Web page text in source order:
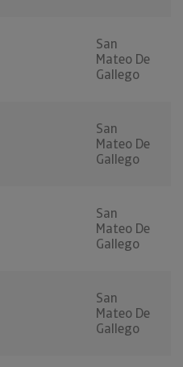
San
Mateo De
Gallego
San
Mateo De
Gallego
San
Mateo De
Gallego
San
Mateo De
Gallego